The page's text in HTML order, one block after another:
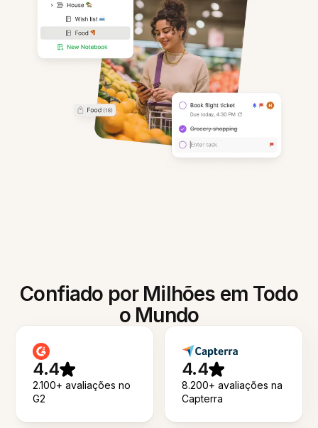
Confiado por Milhões em Todo
o Mundo
4.4
2.100+ avaliações no
G2
4.4
8.200+ avaliações na
Capterra